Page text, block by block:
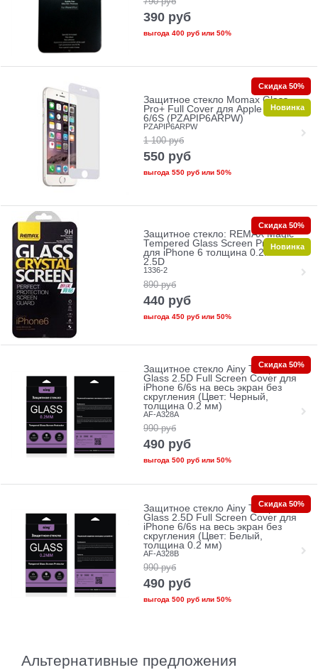
390 руб
выгода 400 рубили 50%
Защитное стекло Momax Glass
Pro+ Full Cover для Apple iPhone
6/6S (PZAPIP6ARPW)
PZAPIP6ARPW
1 100 руб
550 руб
выгода 550 рубили 50%
Скидка 50%
Новинка
Защитное стекло: REMAX Magic
Tempered Glass Screen Protectors
для iPhone 6 толщина 0.2mm
2.5D
1336-2
890 руб
440 руб
выгода 450 рубили 50%
Скидка 50%
Новинка
Защитное стекло Ainy Tempered
Glass 2.5D Full Screen Cover для
iPhone 6/6s на весь экран без
скругления (Цвет: Черный,
толщина 0.2 мм)
AF-A328A
990 руб
490 руб
выгода 500 рубили 50%
Скидка 50%
Защитное стекло Ainy Tempered
Glass 2.5D Full Screen Cover для
iPhone 6/6s на весь экран без
скругления (Цвет: Белый,
толщина 0.2 мм)
AF-A328B
990 руб
490 руб
выгода 500 рубили 50%
Скидка 50%
Альтернативные предложения